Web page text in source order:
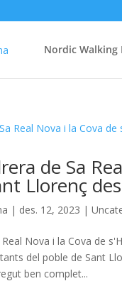
Nordic Walking
de Sa
Llorenç
| des. 12, 2023 |
Real Nova i la Cova de
del poble de Sant
ben complet...